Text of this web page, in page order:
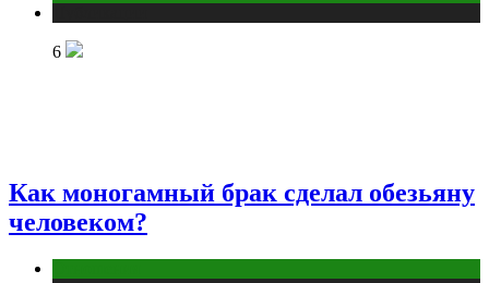
6
Как моногамный брак сделал обезьяну
человеком?